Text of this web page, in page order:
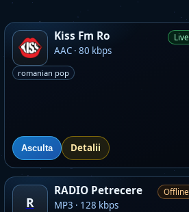
Kiss Fm Ro
AAC · 80 kbps
Live
romanian pop
Asculta Detalii
R
RADIO Petrecere
MP3 · 128 kbps
Offline